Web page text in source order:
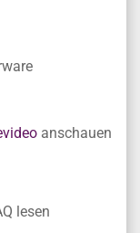
anschauen
lesen